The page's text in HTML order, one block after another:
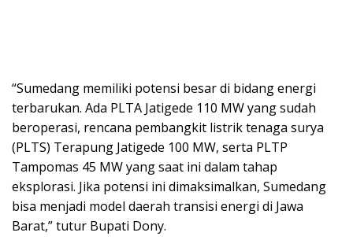
“Sumedang memiliki potensi besar di bidang energi
terbarukan. Ada PLTA Jatigede 110 MW yang sudah
beroperasi, rencana pembangkit listrik tenaga surya
(PLTS) Terapung Jatigede 100 MW, serta PLTP
Tampomas 45 MW yang saat ini dalam tahap
eksplorasi. Jika potensi ini dimaksimalkan, Sumedang
bisa menjadi model daerah transisi energi di Jawa
Barat,” tutur Bupati Dony.